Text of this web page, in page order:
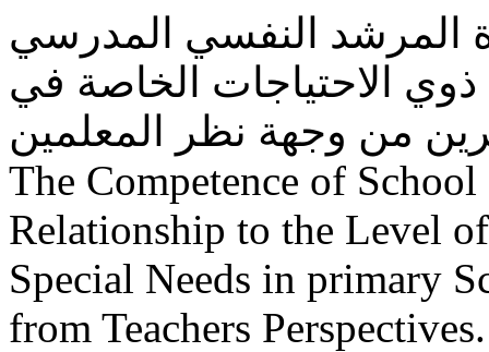
س. (2026). كفاءة المرشد النفسي المدرسي
ذوي الاحتياجات الخاصة في
من وجهة نظر المعلمين:
The Competence of
Relationship to the Level
Special Needs in primary
from Teachers